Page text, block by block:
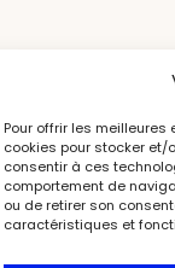
Pour offrir les
cookies pour stocker
consentir à ces
comportement de
ou de retirer son
caractéristiques et